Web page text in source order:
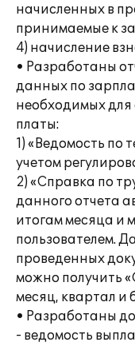
начисленных в
принимаемые к
4) начисление
• Разработаны
данных по
необходимых для
платы:
1) «Ведомость по
учетом
2) «Справка по
данного отчета
итогам месяца и
пользователем.
проведенных
можно получить
месяц, квартал и
• Разработаны
- ведомость